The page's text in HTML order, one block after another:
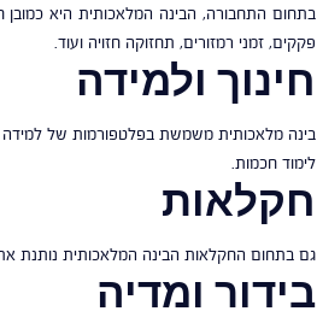
בתחום התחבורה, הבינה המלאכותית היא כמובן
פקקים, זמני רמזורים, תחזוקה חזויה ועוד.
חינוך ולמידה
בינה מלאכותית משמשת בפלטפורמות של למידה
לימוד חכמות.
חקלאות
גם בתחום החקלאות הבינה המלאכותית נותנת את
בידור ומדיה